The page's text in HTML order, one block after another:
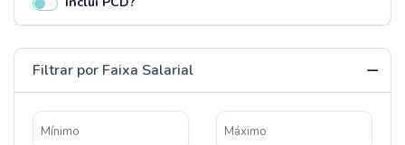
Filtrar por Faixa Salarial